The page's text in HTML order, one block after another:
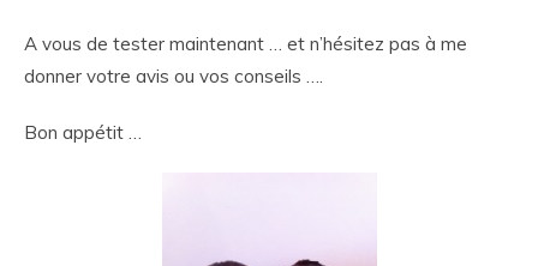
A vous de tester maintenant … et n’hésitez pas à me
donner votre avis ou vos conseils ….
Bon appétit …